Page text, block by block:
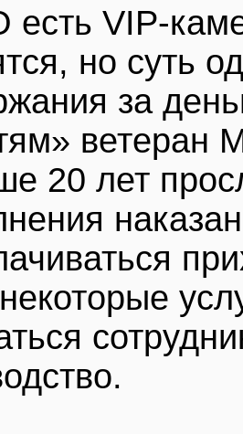
VIP-
но суть
за
ветеран
20 лет